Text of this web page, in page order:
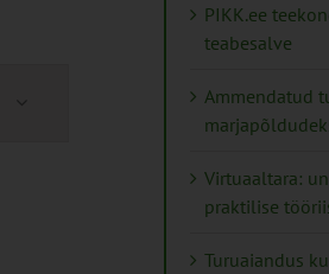
PIKK.ee
teabesalve
Ammendatud
Virtuaaltara:
praktilise
Turuaiandus